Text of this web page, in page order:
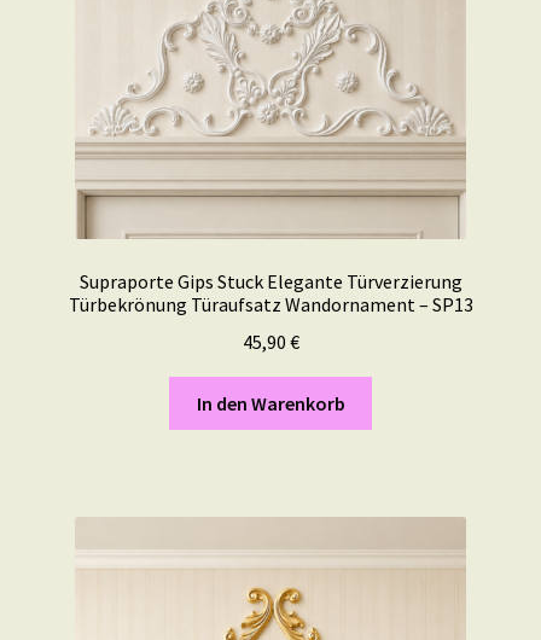
Supraporte Gips Stuck Elegante Türverzierung
Türbekrönung Türaufsatz Wandornament – SP13
45,90 €
In den Warenkorb